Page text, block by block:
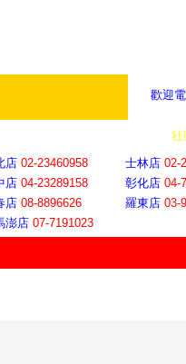
歡迎
社
店 02-23460958 士林店 02-
店 04-23289158 彰化店 04-
店 08-8896626 羅東店 03-
澎店 07-7191023